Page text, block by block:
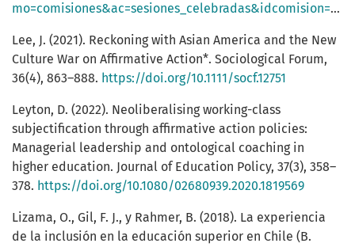
mo=comisiones&ac=sesiones_celebradas&idcomision=189&tipo=3&ano=2011&idsesion=6322&listado=2&idsesion=6322
Lee, J. (2021). Reckoning with Asian America and the New
Culture War on Affirmative Action*. Sociological Forum,
36(4), 863–888. https://doi.org/10.1111/socf.12751
Leyton, D. (2022). Neoliberalising working-class
subjectification through affirmative action policies:
Managerial leadership and ontological coaching in
higher education. Journal of Education Policy, 37(3), 358–
378. https://doi.org/10.1080/02680939.2020.1819569
Lizama, O., Gil, F. J., y Rahmer, B. (2018). La experiencia
de la inclusión en la educación superior en Chile (B.